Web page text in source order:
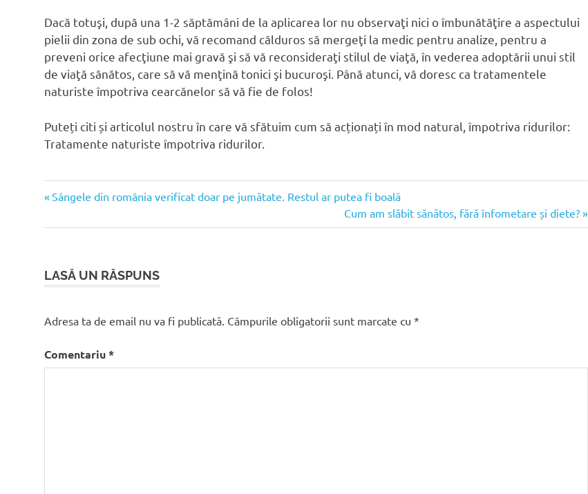
Dacă totuşi, după una 1-2 săptămâni de la aplicarea lor nu observaţi nici o îmbunătăţire a aspectului
pielii din zona de sub ochi, vă recomand călduros să mergeţi la medic pentru analize, pentru a
preveni orice afecţiune mai gravă şi să vă reconsideraţi stilul de viaţă, în vederea adoptării unui stil
de viaţă sănătos, care să vă menţină tonici şi bucuroşi. Până atunci, vă doresc ca tratamentele
naturiste împotriva cearcănelor să vă fie de folos!
Puteți citi și articolul nostru în care vă sfătuim cum să acționați în mod natural, împotriva ridurilor:
Tratamente naturiste împotriva ridurilor.
Navigare
în
Articolul
Sângele din românia verificat doar pe jumătate. Restul ar putea fi boală
Articolul
următor:
Cum am slăbit sănătos, fără înfometare și diete?
LASĂ UN RĂSPUNS
Adresa ta de email nu va fi publicată. Câmpurile obligatorii sunt marcate cu *
Comentariu*